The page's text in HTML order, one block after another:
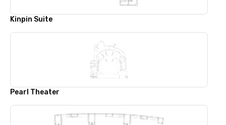
Kinpin Suite
Pearl Theater